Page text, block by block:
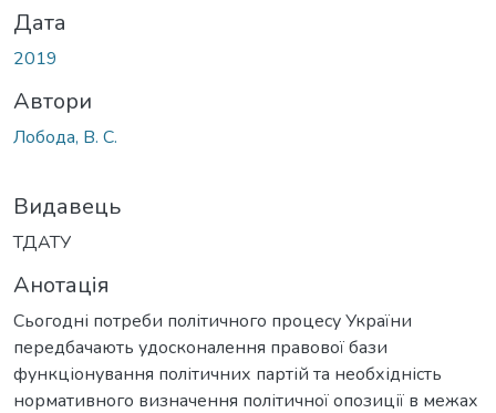
Дата
2019
Автори
Лобода, В. С.
Видавець
ТДАТУ
Анотація
Сьогодні потреби політичного процесу України
передбачають удосконалення правової бази
функціонування політичних партій та необхідність
нормативного визначення політичної опозиції в межах